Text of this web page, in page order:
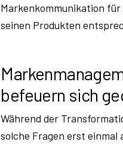
Markenkommunikation
seinen Produkten
befeuern sich
Während der
solche Fragen erst einmal